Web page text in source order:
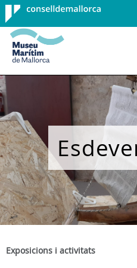
Consell de
Mallorca
Exposicions i activitats